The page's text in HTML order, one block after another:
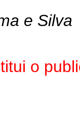
e Silva
o